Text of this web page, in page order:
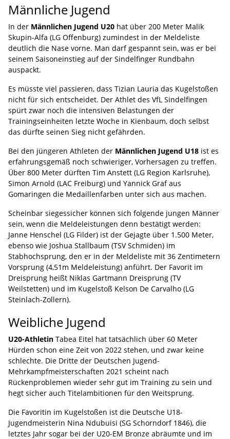
Männliche Jugend
In der Männlichen Jugend U20 hat über 200 Meter Malik
Skupin-Alfa (LG Offenburg) zumindest in der Meldeliste
deutlich die Nase vorne. Man darf gespannt sein, was er bei
seinem Saisoneinstieg auf der Sindelfinger Rundbahn
auspackt.
Es müsste viel passieren, dass Tizian Lauria das Kugelstoßen
nicht für sich entscheidet. Der Athlet des VfL Sindelfingen
spürt zwar noch die intensiven Belastungen der
Trainingseinheiten letzte Woche in Kienbaum, doch selbst
das dürfte seinen Sieg nicht gefährden.
Bei den jüngeren Athleten der Männlichen Jugend U18 ist es
erfahrungsgemäß noch schwieriger, Vorhersagen zu treffen.
Über 800 Meter dürften Tim Anstett (LG Region Karlsruhe),
Simon Arnold (LAC Freiburg) und Yannick Graf aus
Gomaringen die Medaillenfarben unter sich aus machen.
Scheinbar siegessicher können sich folgende jungen Männer
sein, wenn die Meldeleistungen denn bestätigt werden:
Janne Henschel (LG Filder) ist der Gejagte über 1.500 Meter,
ebenso wie Joshua Stallbaum (TSV Schmiden) im
Stabhochsprung, den er in der Meldeliste mit 36 Zentimetern
Vorsprung (4,51m Meldeleistung) anführt. Der Favorit im
Dreisprung heißt Niklas Gartmann Dreisprung (TV
Weilstetten) und im Kugelstoß Kelson De Carvalho (LG
Steinlach-Zollern).
Weibliche Jugend
U20-Athletin Tabea Eitel hat tatsächlich über 60 Meter
Hürden schon eine Zeit von 2022 stehen, und zwar keine
schlechte. Die Dritte der Deutschen Jugend-
Mehrkampfmeisterschaften 2021 scheint nach
Rückenproblemen wieder sehr gut im Training zu sein und
hegt sicher auch Titelambitionen für den Weitsprung.
Die Favoritin im Kugelstoßen ist die Deutsche U18-
Jugendmeisterin Nina Ndubuisi (SG Schorndorf 1846), die
letztes Jahr sogar bei der U20-EM Bronze abräumte und im